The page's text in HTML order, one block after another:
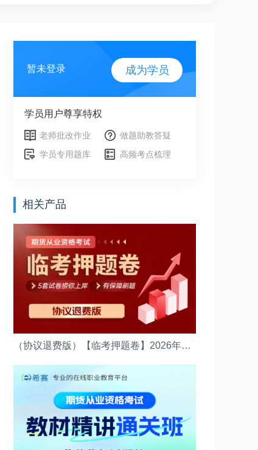
暂未登录 成为学员
学员用户尊享特权
老师批改作业
做题助教答疑
学员专用题库
高频考点梳理
相关产品
（协议退费版）【临考押题卷】2026年期货从业资格考试(（法律法规）押题卷协议退费版)